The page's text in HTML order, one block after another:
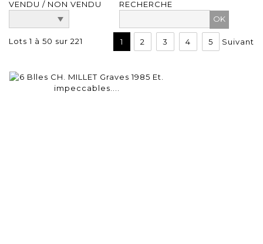
VENDU / NON VENDU
RECHERCHE
Lots 1 à 50 sur 221 1 2 3 4 5 Suivant